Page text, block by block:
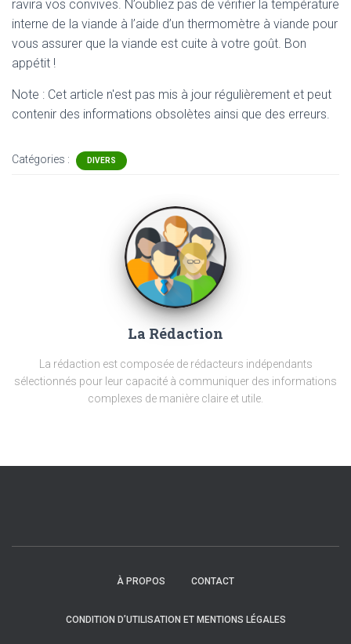
ravira vos convives. N’oubliez pas de vérifier la température
interne de la viande à l’aide d’un thermomètre à viande pour
vous assurer que la viande est cuite à votre goût. Bon
appétit !
Note : Cet article n'est pas mis à jour régulièrement et peut
contenir des informations obsolètes ainsi que des erreurs.
Catégories : DIVERS
La Rédaction
La rédaction est composée de rédacteurs indépendants
sélectionnés pour leur capacité à communiquer des informations
complexes de manière claire et utile.
À PROPOS CONTACT
CONDITION D’UTILISATION ET MENTIONS LÉGALES